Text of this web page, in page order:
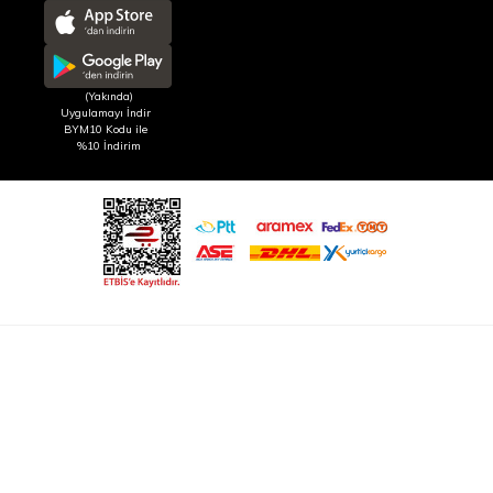
(Yakında)
Uygulamayı İndir
BYM10 Kodu ile
%10 İndirim